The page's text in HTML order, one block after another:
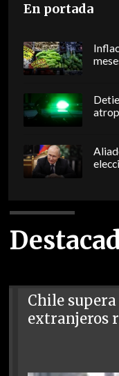
En portada
Chile
extranjeros